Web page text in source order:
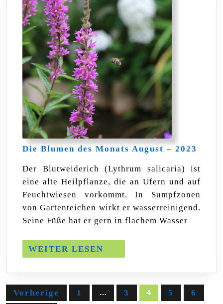
Die Blumen des Monats August – 2023
–
2023
Der Blutweiderich (Lythrum salicaria) ist
eine alte Heilpflanze, die an Ufern und auf
Feuchtwiesen vorkommt. In Sumpfzonen
von Gartenteichen wirkt er wasserreinigend.
Seine Füße hat er gern in flachem Wasser
WEITER LESEN
LESEN
Seitennummerierung
Vorherige 1 … 3 4 5 6